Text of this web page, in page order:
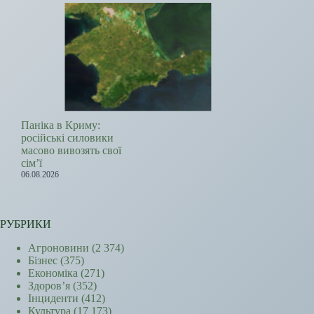
Паніка в Криму:
російські силовики
масово вивозять свої
сім’ї
06.08.2026
РУБРИКИ
Агроновини (2 374)
Бізнес (375)
Економіка (271)
Здоров’я (352)
Інциденти (412)
Культура (17 173)